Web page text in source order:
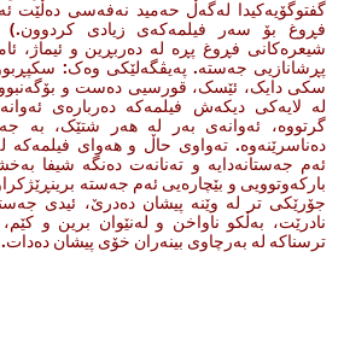
گفتوگۆیەکیدا لەگەڵ حەمید نەفەسی دەڵێت
فڕوغ بۆ سەر فیلمەکەی زیادی کردوون.)
شیعرەکانی فڕوغ پڕە لە دەربڕین و ئیماژ،
پڕشانازیی جەستە. پەیڤگەلێکی وەک:
سکی دایک، ئێسک، قورسیی دەست و
لە لایەکی دیکەش فیلمەکە دەربارەی
گرتووە، ئەوانەی بەر لە هەر شتێک، بە
دەناسرێنەوە. تەواوی حاڵ و هەوای فیلمەکە
ئەم جەستانەدایە و تەنانەت دەنگە شیفا
بارکەوتوویی و بێچارەیی ئەم جەستە
جۆرێکی تر لە وێنە پیشان دەدرێ، ئیدی
نادرێت، بەڵکو ناواخن و لەنێوان برین و
ترسناکە لە بەرچاوی بینەران خۆی پیشان دەدات.